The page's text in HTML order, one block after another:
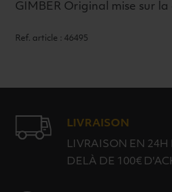
GIMBER Original mise sur
Ref. article : 46495
LIVRAISON
LIVRAISON EN 24H
DELÀ DE 100€